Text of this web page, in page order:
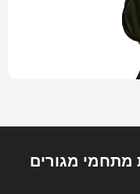
מתחמי מגורים